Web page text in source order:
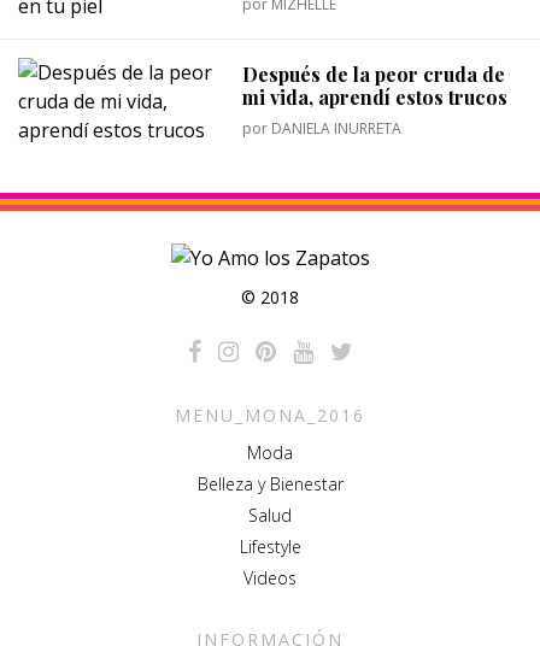
por MIZHELLE
Después de la peor cruda de
mi vida, aprendí estos trucos
por DANIELA INURRETA
© 2018
MENU_MONA_2016
Moda
Belleza y Bienestar
Salud
Lifestyle
Videos
INFORMACIÓN